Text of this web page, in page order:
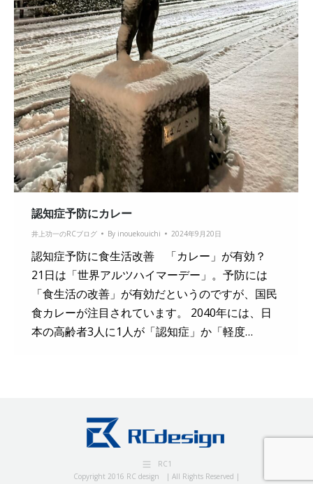
認知症予防にカレー
井上功一のRCブログ By inouekouichi 2024年9月20日
認知症予防に食生活改善 「カレー」が有効？
21日は「世界アルツハイマーデー」。予防には
「食生活の改善」が有効だというのですが、国民
食カレーが注目されています。 2040年には、日
本の高齢者3人に1人が「認知症」か「軽度…
RC1
Copyright 2016 RC design | All Rights Reserved |